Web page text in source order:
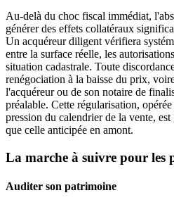
Au-delà du choc fiscal immédiat,
générer des effets collatéraux
Un acquéreur diligent vérifiera
entre la surface réelle, les
situation cadastrale. Toute
renégociation à la baisse du prix,
l'acquéreur ou de son notaire de
préalable. Cette régularisation,
pression du calendrier de la vente,
que celle anticipée en amont.
La marche à suivre pour les
Auditer son patrimoine